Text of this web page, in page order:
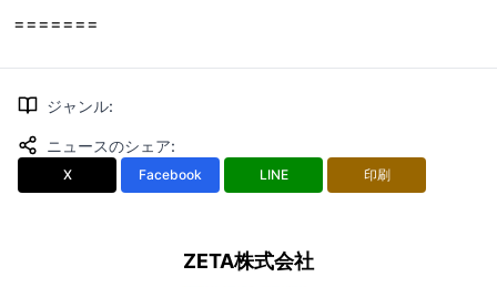
=======
ジャンル:
ニュースのシェア:
X Facebook LINE 印刷
ZETA株式会社